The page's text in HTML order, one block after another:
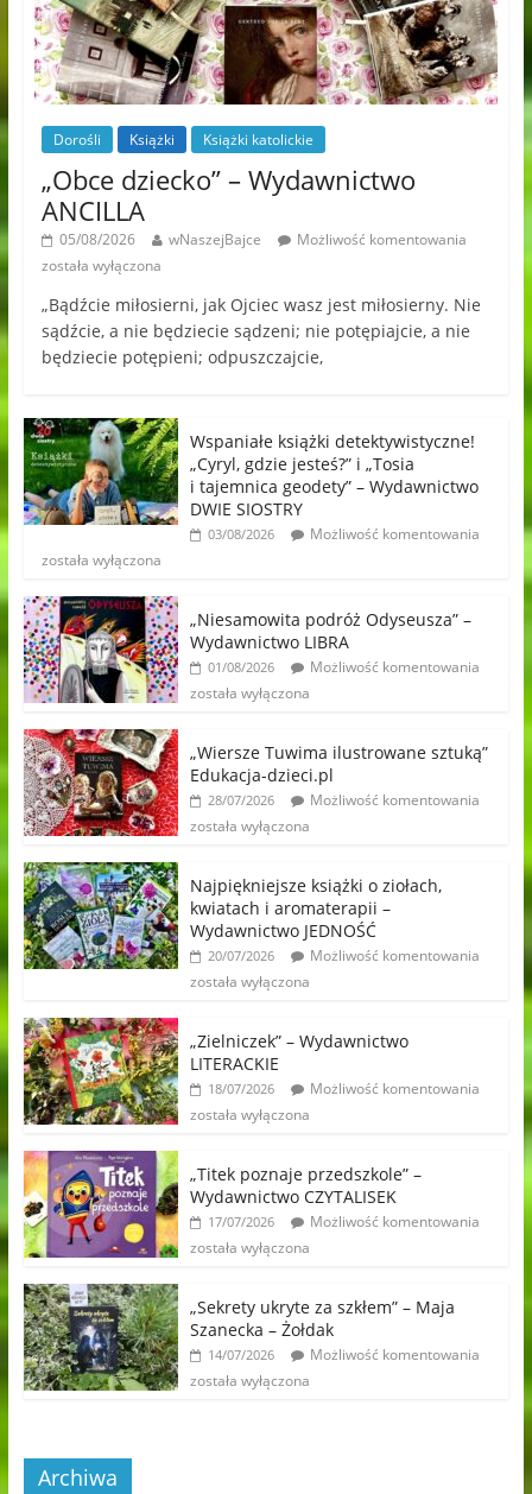
Dorośli Książki Książki katolickie
„Obce dziecko” – Wydawnictwo
ANCILLA
05/08/2026 wNaszejBajce
Możliwość komentowania
została wyłączona
„Bądźcie miłosierni, jak Ojciec wasz jest miłosierny. Nie
sądźcie, a nie będziecie sądzeni; nie potępiajcie, a nie
będziecie potępieni; odpuszczajcie,
Wspaniałe książki detektywistyczne!
„Cyryl, gdzie jesteś?” i „Tosia
i tajemnica geodety” – Wydawnictwo
DWIE SIOSTRY
03/08/2026
Możliwość komentowania
została wyłączona
„Niesamowita podróż Odyseusza” –
Wydawnictwo LIBRA
01/08/2026
Możliwość komentowania
została wyłączona
„Wiersze Tuwima ilustrowane sztuką”
Edukacja-dzieci.pl
28/07/2026
Możliwość komentowania
została wyłączona
Najpiękniejsze książki o ziołach,
kwiatach i aromaterapii –
Wydawnictwo JEDNOŚĆ
20/07/2026
Możliwość komentowania
została wyłączona
„Zielniczek” – Wydawnictwo
LITERACKIE
18/07/2026
Możliwość komentowania
została wyłączona
„Titek poznaje przedszkole” –
Wydawnictwo CZYTALISEK
17/07/2026
Możliwość komentowania
została wyłączona
„Sekrety ukryte za szkłem” – Maja
Szanecka – Żołdak
14/07/2026
Możliwość komentowania
została wyłączona
Archiwa